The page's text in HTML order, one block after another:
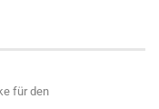
für den